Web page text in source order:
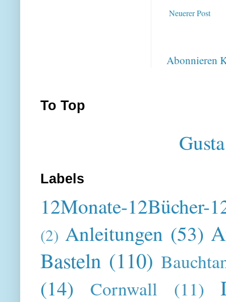
Neuerer Post
Abonnieren
To Top
Labels
12Monate-12Bücher-
(2) Anleitungen (53)
Basteln (110)
(14) Cornwall (11)